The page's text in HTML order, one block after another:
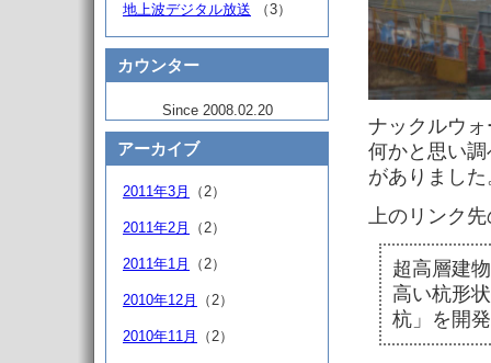
ナックルウ
何かと思い
がありました
上のリンク
超高層建
高い杭形
杭」を開
地上波デジタル放送 （3）
カウンター
Since 2008.02.20
アーカイブ
2011年3月 （2）
2011年2月 （2）
2011年1月 （2）
2010年12月 （2）
2010年11月 （2）